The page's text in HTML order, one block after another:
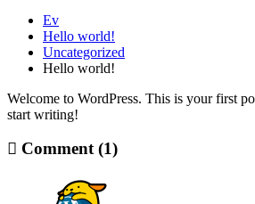
Ev
Hello world!
Uncategorized
Hello world!
Welcome to WordPress. This is your first
start writing!
Comment (1)